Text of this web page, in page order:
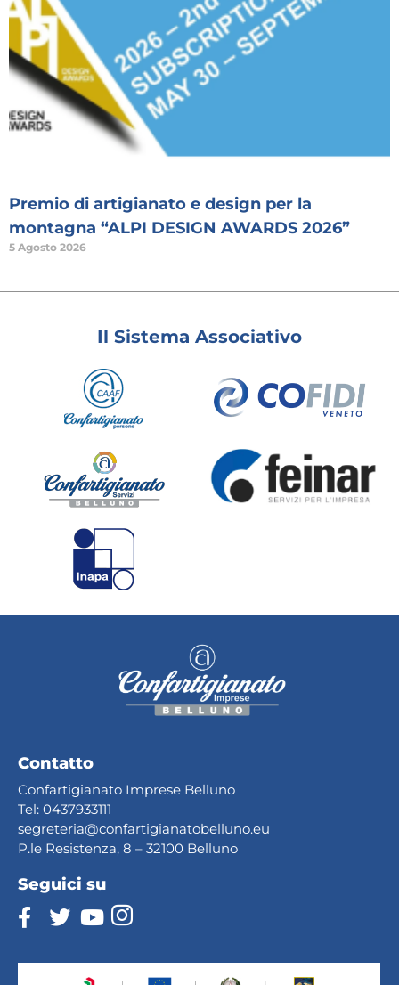
Premio di artigianato e design per la
montagna “ALPI DESIGN AWARDS 2026”
5 Agosto 2026
Il Sistema Associativo
Contatto
Confartigianato Imprese Belluno
Tel: 0437933111
segreteria@confartigianatobelluno.eu
P.le Resistenza, 8 – 32100 Belluno
Seguici su